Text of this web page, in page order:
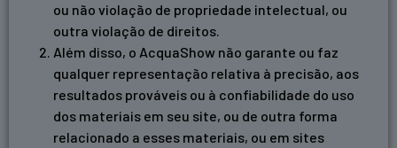
ou não violação de propriedade intelectual, ou
outra violação de direitos.
Além disso, o AcquaShow não garante ou faz
qualquer representação relativa à precisão, aos
resultados prováveis ​​ou à confiabilidade do uso
dos materiais em seu site, ou de outra forma
relacionado a esses materiais, ou em sites